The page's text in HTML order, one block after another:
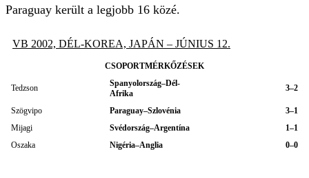
Paraguay került a legjobb 16 közé.
CSOPORTMÉRKŐZÉSEK
Tedzson
Spanyolország–Dél-
Afrika
3–2
Szögvipo Paraguay–Szlovénia
3–1
Mijagi
Svédország–Argentína
1–1
Oszaka
Nigéria–Anglia 0–0
VB 2002, DÉL-KOREA, JAPÁN – JÚNIUS 12.